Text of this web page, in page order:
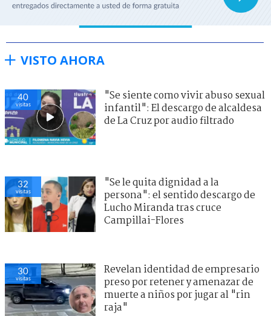
VISTO AHORA
40
visitas
"Se siente como vivir abuso sexual
infantil": El descargo de alcaldesa
de La Cruz por audio filtrado
32
visitas
"Se le quita dignidad a la
persona": el sentido descargo de
Lucho Miranda tras cruce
Campillai-Flores
30
visitas
Revelan identidad de empresario
preso por retener y amenazar de
muerte a niños por jugar al "rin
raja"